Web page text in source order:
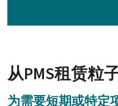
从PMS租赁粒
为需要短期或特定